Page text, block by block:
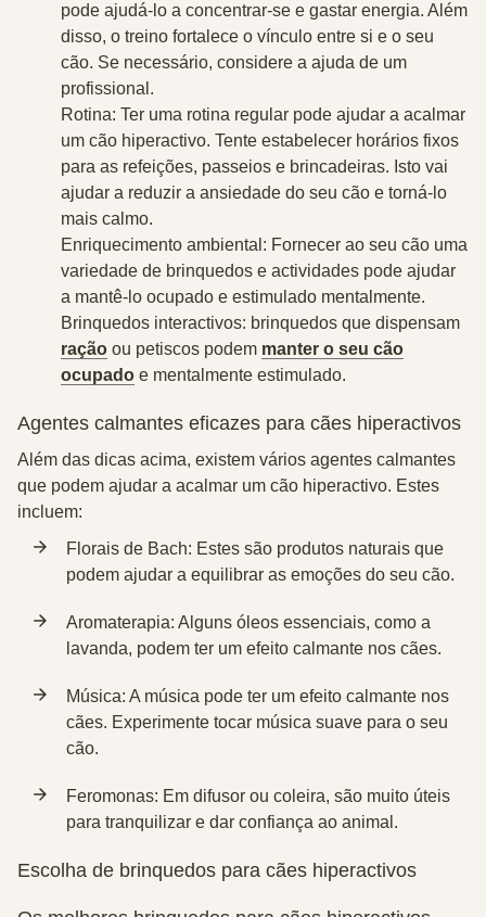
pode ajudá-lo a concentrar-se e gastar energia. Além
disso, o treino fortalece o vínculo entre si e o seu
cão. Se necessário, considere a ajuda de um
profissional.
Rotina: Ter uma rotina regular pode ajudar a acalmar
um cão hiperactivo. Tente estabelecer horários fixos
para as refeições, passeios e brincadeiras. Isto vai
ajudar a reduzir a ansiedade do seu cão e torná-lo
mais calmo.
Enriquecimento ambiental: Fornecer ao seu cão uma
variedade de brinquedos e actividades pode ajudar
a mantê-lo ocupado e estimulado mentalmente.
Brinquedos interactivos: brinquedos que dispensam
ração ou petiscos podem manter o seu cão
ocupado e mentalmente estimulado.
Agentes calmantes eficazes para cães hiperactivos
Além das dicas acima, existem vários agentes calmantes
que podem ajudar a acalmar um cão hiperactivo. Estes
incluem:
Florais de Bach: Estes são produtos naturais que
podem ajudar a equilibrar as emoções do seu cão.
Aromaterapia: Alguns óleos essenciais, como a
lavanda, podem ter um efeito calmante nos cães.
Música: A música pode ter um efeito calmante nos
cães. Experimente tocar música suave para o seu
cão.
Feromonas: Em difusor ou coleira, são muito úteis
para tranquilizar e dar confiança ao animal.
Escolha de brinquedos para cães hiperactivos